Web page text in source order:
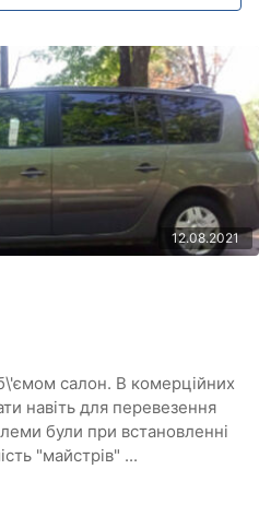
12.08.2021
салон. В комерційних
навіть для перевезення
були при встановленні
"майстрів" ...